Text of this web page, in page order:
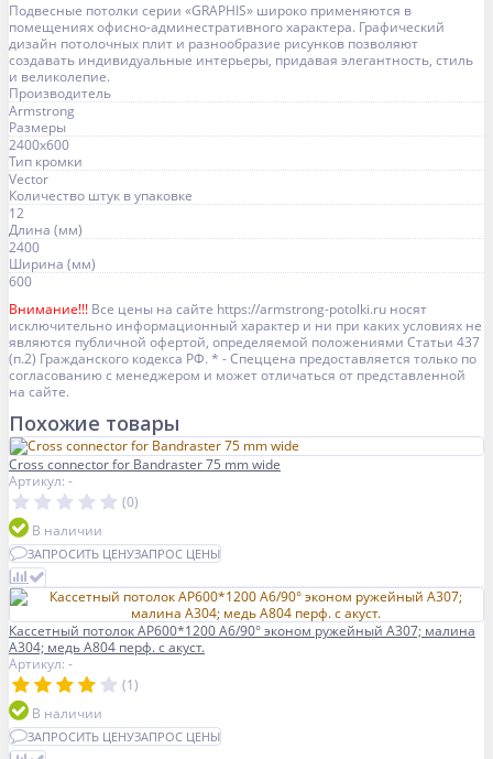
Подвесные потолки серии «GRAPHIS» широко применяются в
помещениях офисно-админестративного характера. Графический
дизайн потолочных плит и разнообразие рисунков позволяют
создавать индивидуальные интерьеры, придавая элегантность, стиль
и великолепие.
Производитель
Armstrong
Размеры
2400x600
Тип кромки
Vector
Количество штук в упаковке
12
Длина (мм)
2400
Ширина (мм)
600
Внимание!!! Все цены на сайте https://armstrong-potolki.ru носят
исключительно информационный характер и ни при каких условиях не
являются публичной офертой, определяемой положениями Статьи 437
(п.2) Гражданского кодекса РФ. * - Спеццена предоставляется только по
согласованию с менеджером и может отличаться от представленной
на сайте.
Похожие товары
Cross connector for Bandraster 75 mm wide
Артикул: -
(0)
В наличии
ЗАПРОСИТЬ ЦЕНУЗАПРОС ЦЕНЫ
Кассетный потолок AP600*1200 A6/90° эконом ружейный А307; малина
А304; медь А804 перф. с акуст.
Артикул: -
(1)
В наличии
ЗАПРОСИТЬ ЦЕНУЗАПРОС ЦЕНЫ